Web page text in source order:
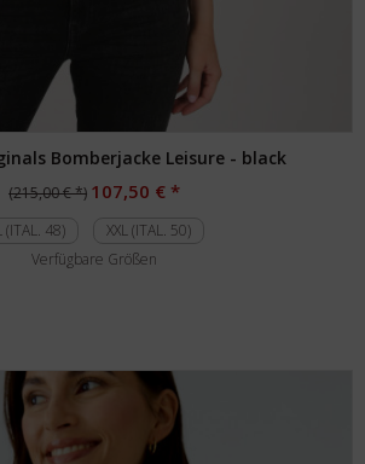
Bomberjacke Leisure - black
(215,00 € *) 107,50 € *
(ITAL. 48)
XXL (ITAL. 50)
Verfügbare Größen